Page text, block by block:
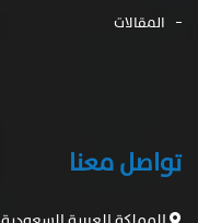
المقالات
تواصل معنا